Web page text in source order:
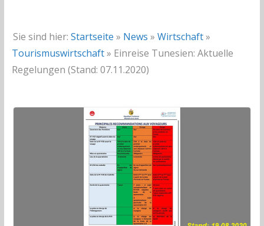
Sie sind hier: Startseite » News » Wirtschaft»
Tourismuswirtschaft» Einreise Tunesien: Aktuelle
Regelungen (Stand: 07.11.2020)